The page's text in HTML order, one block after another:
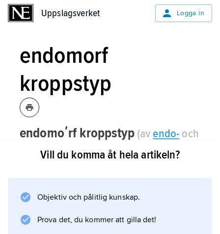
Uppslagsverket Logga in
endomorf
kroppstyp
endomoʹrf kroppstyp (av endo- och
grekiskamorphēʹ ’form’, ’gestalt’) ,
enligt William Sheldon en kroppstyp
kombination med ett välutvecklat
matsmältningssystem.
Enligt Sheldons typlära finns ett samband
Vill du komma åt hela artikeln?
Objektiv och pålitlig kunskap.
Prova det, du kommer att gilla det!